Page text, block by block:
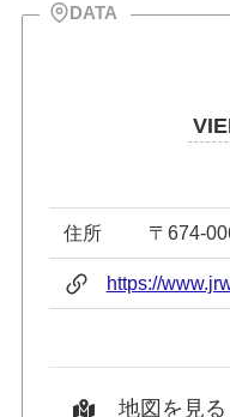
DATA
住所 〒674-
https://
地図を見る